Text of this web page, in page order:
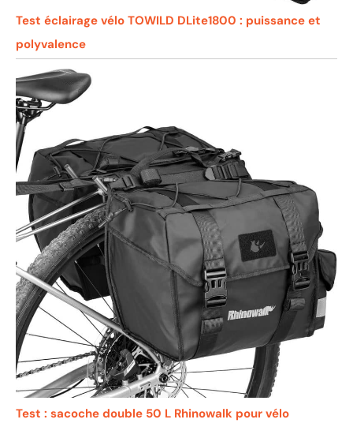
Test éclairage vélo TOWILD DLite1800 : puissance et
polyvalence
Test : sacoche double 50 L Rhinowalk pour vélo